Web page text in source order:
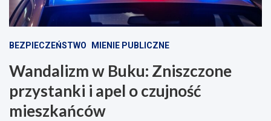
BEZPIECZEŃSTWO MIENIE PUBLICZNE
Wandalizm w Buku: Zniszczone
przystanki i apel o czujność
mieszkańców